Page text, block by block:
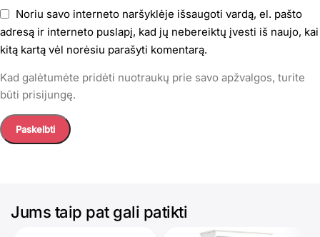
Noriu savo interneto naršyklėje išsaugoti vardą, el. pašto
adresą ir interneto puslapį, kad jų nebereiktų įvesti iš naujo, kai
kitą kartą vėl norėsiu parašyti komentarą.
Kad galėtumėte pridėti nuotraukų prie savo apžvalgos, turite
būti prisijungę.
Jums taip pat gali patikti